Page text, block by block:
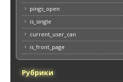
pings_open
is_single
current_user_can
is_front_page
Рубрики